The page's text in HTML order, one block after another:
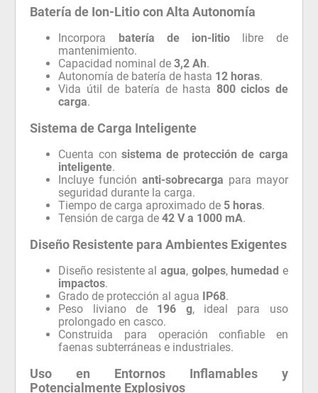
Batería de Ion-Litio con Alta Autonomía
Incorpora batería de ion-litio libre de
mantenimiento.
Capacidad nominal de3,2 Ah.
Autonomía de batería de hasta 12 horas.
Vida útil de batería de hasta 800 ciclos de
carga.
Sistema de Carga Inteligente
Cuenta con sistema de protección de carga
inteligente.
Incluye función anti-sobrecarga para mayor
seguridad durante la carga.
Tiempo de carga aproximado de 5 horas.
Tensión de carga de42 V a 1000 mA.
Diseño Resistente para Ambientes Exigentes
Diseño resistente al agua, golpes,humedad e
impactos.
Grado de protección al agua IP68.
Peso liviano de 196 g, ideal para uso
prolongado en casco.
Construida para operación confiable en
faenas subterráneas e industriales.
Uso en Entornos Inflamables y
Potencialmente Explosivos